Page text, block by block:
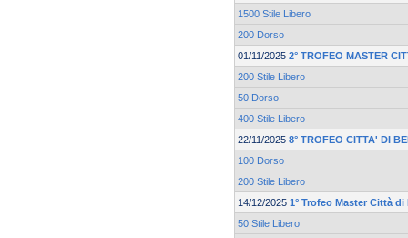
1500 Stile Libero
200 Dorso
01/11/2025 2° TROFEO MASTER
200 Stile Libero
50 Dorso
400 Stile Libero
22/11/2025 8° TROFEO CITTA' DI
100 Dorso
200 Stile Libero
14/12/2025 1° Trofeo Master Città
50 Stile Libero